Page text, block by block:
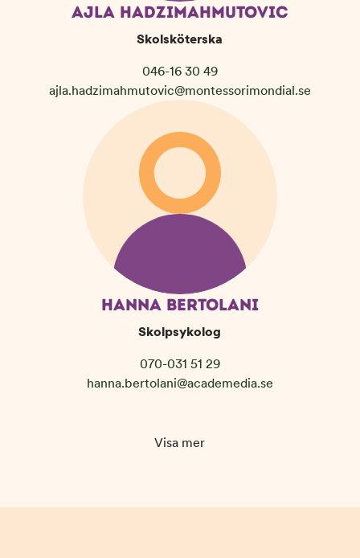
AJLA HADZIMAHMUTOVIC
Skolsköterska
046-16 30 49
ajla.hadzimahmutovic@montessorimondial.se
HANNA BERTOLANI
Skolpsykolog
070-031 51 29
hanna.bertolani@academedia.se
Visa mer